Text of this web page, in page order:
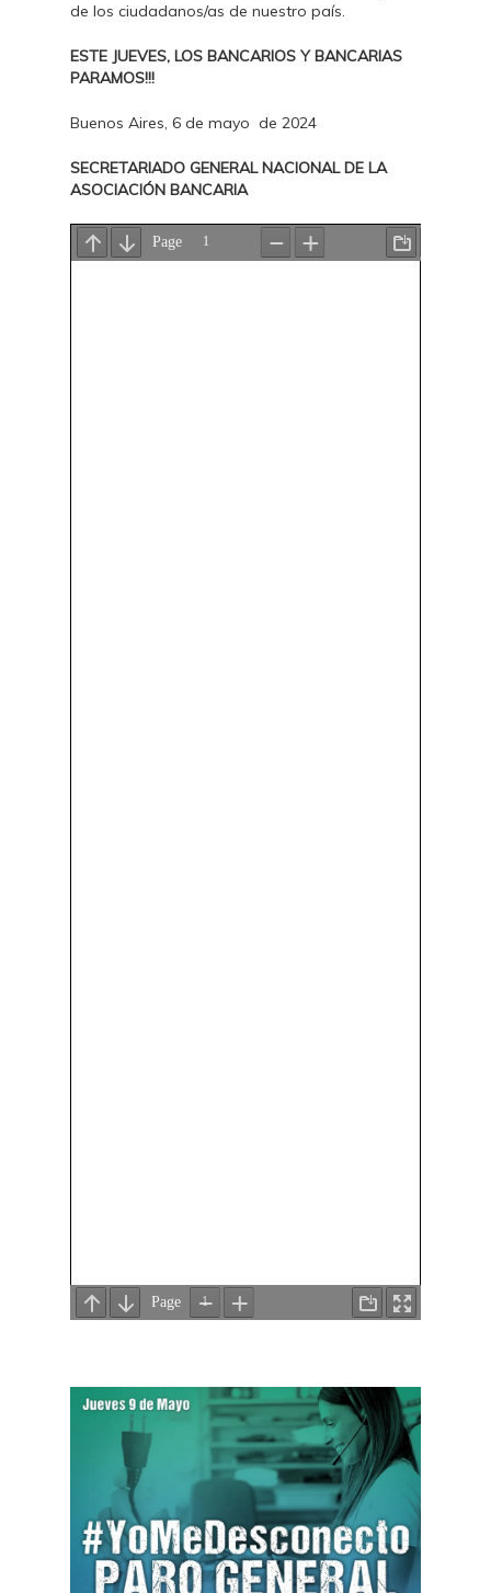
de los ciudadanos/as de nuestro país.
ESTE JUEVES, LOS BANCARIOS Y BANCARIAS
PARAMOS!!!
Buenos Aires, 6 de mayo de 2024
SECRETARIADO GENERAL NACIONAL DE LA
ASOCIACIÓN BANCARIA